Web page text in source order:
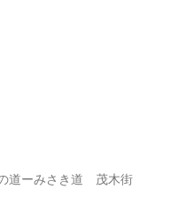
道ーみさき道 茂木街